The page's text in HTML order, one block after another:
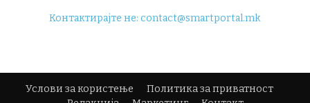
Контактирајте не:contact@smartportal.mk
Услови за користење
Политика за приватност